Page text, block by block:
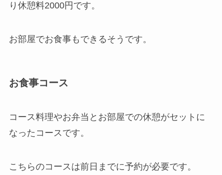
り休憩料2000円です。
お部屋でお食事もできるそうです。
お食事コース
コース料理やお弁当とお部屋での休憩がセットに
なったコースです。
こちらのコースは前日までに予約が必要です。